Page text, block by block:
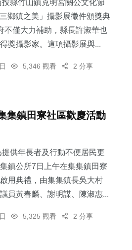
投縣竹山鎮克明宮關公文化節
鄉鎮之美」攝影展徵件頒獎典
不僅大力補助，縣長許淑華也
獎攝影家。這項攝影展與...
5,346 觀看 2 分享
集鎮田寮社區歡慶活動
提供年長者及行動不便居民更
鎮公所7日上午在集集鎮田寮
用典禮，由集集鎮長吳大村
員黃春麟、謝明謀、陳淑惠...
5,325 觀看 2 分享